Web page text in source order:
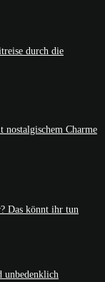
durch die
nostalgischem Charme
Das könnt ihr tun
unbedenklich